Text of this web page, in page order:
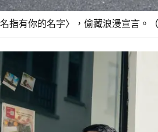
有你的名字〉，偷藏浪漫宣言。（